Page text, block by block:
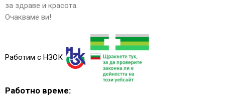
за здраве и красота.
Очакваме ви!
Работим с НЗОК
Работно време: